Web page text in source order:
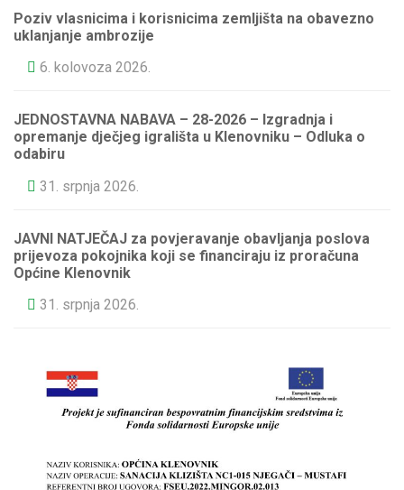
Poziv vlasnicima i korisnicima zemljišta na obavezno
uklanjanje ambrozije
6. kolovoza 2026.
JEDNOSTAVNA NABAVA – 28-2026 – Izgradnja i
opremanje dječjeg igrališta u Klenovniku – Odluka o
odabiru
31. srpnja 2026.
JAVNI NATJEČAJ za povjeravanje obavljanja poslova
prijevoza pokojnika koji se financiraju iz proračuna
Općine Klenovnik
31. srpnja 2026.